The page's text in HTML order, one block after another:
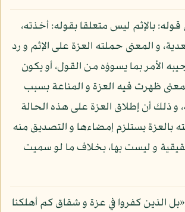
بالإثم ليس متعلقا بقوله: أخذته،
و المعنى حملته العزة على الإثم و رد
الأمر بما يسوؤه من القول، أو يكون
ظهرت فيه العزة و المناعة بسبب
و ذلك أن إطلاق العزة على هذه الحالة
بالعزة يستلزم إمضاءها و التصديق منه
و ليست بها، بخلاف ما لو سميت
الذين كفروا في عزة و شقاق كم أهلكنا